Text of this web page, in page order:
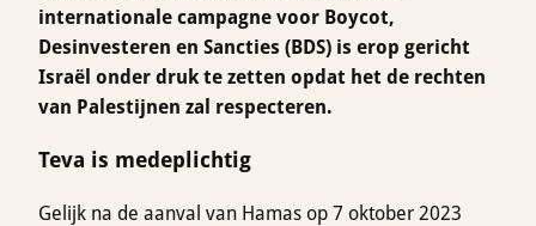
internationale campagne voor Boycot,
Desinvesteren en Sancties (BDS) is erop gericht
Israël onder druk te zetten opdat het de rechten
van Palestijnen zal respecteren.
Teva is medeplichtig
Gelijk na de aanval van Hamas op 7 oktober 2023